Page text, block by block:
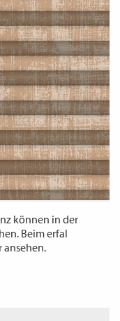
können in der
Beim erfal
ansehen.